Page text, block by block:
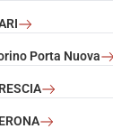
Porta Nuova